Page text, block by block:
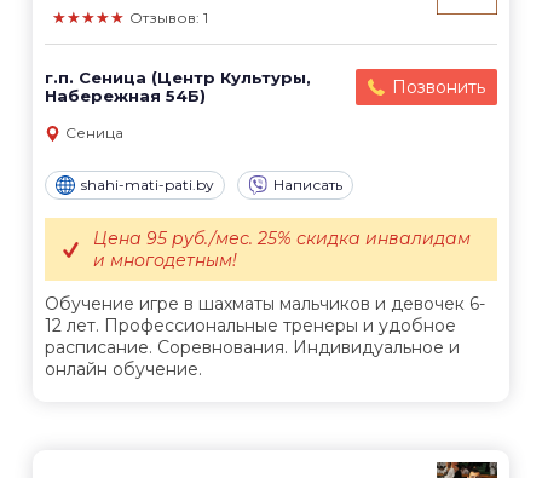
★★★★★ Отзывов: 1
г.п. Сеница (Центр Культуры,
Набережная 54Б)
Позвонить
Сеница
shahi-mati-pati.by Написать
Обучение игре в шахматы мальчиков и девочек 6-
12 лет. Профессиональные тренеры и удобное
расписание. Соревнования. Индивидуальное и
онлайн обучение.
Цена 95 руб./мес. 25% скидка инвалидам
и многодетным!